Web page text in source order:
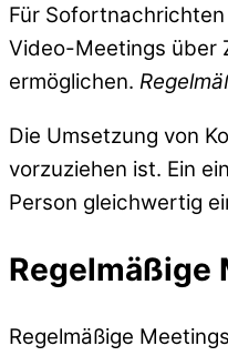
Für
Video-Meetings über
ermöglichen.
Die Umsetzung von
vorzuziehen ist. Ein
Person gleichwertig
Regelmäßige
Regelmäßige